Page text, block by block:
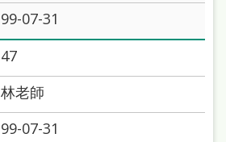
99-07-31
47
林老師
99-07-31